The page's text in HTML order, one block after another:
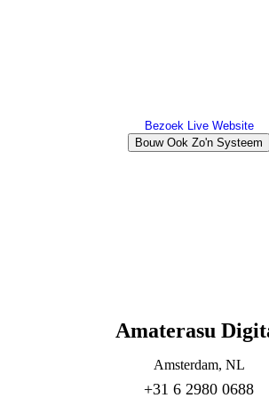
Bezoek Live Website
Bouw Ook Zo'n Systeem
Amaterasu
Amsterdam, NL
+31 6 2980 0688